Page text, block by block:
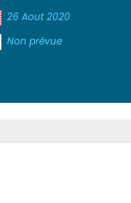
26 Aout 2020
Non prévue